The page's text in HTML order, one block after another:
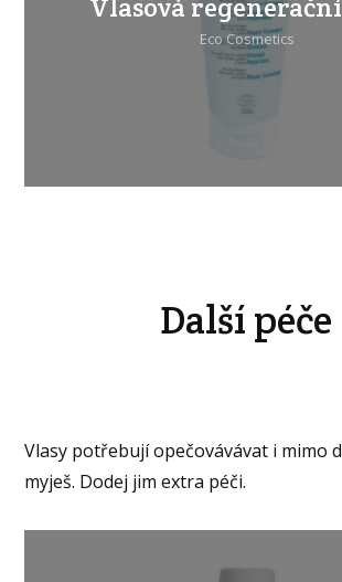
Eco Cosmetics
Další péče
Vlasy potřebují opečovávávat i mimo
myješ. Dodej jim extra péči.